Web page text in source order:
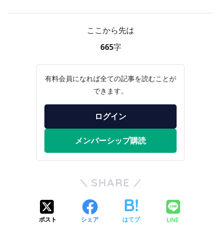
ここから先は
665字
有料会員になれば全ての記事を読むことが
できます。
ログイン
メンバーシップ購読
SHARE
ポスト シェア はてブ LINE